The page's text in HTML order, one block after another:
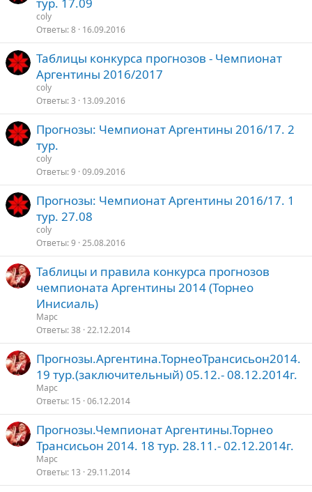
о
coly
Ответы 8 16.09.2016
Таблицы конкурса прогнозов - Чемпионат
Аргентины 2016/2017
coly
Ответы 3 13.09.2016
Прогнозы: Чемпионат Аргентины 2016/17. 2
тур.
coly
Ответы 9 09.09.2016
Прогнозы: Чемпионат Аргентины 2016/17. 1
тур. 27.08
coly
Ответы 9 25.08.2016
Таблицы и правила конкурса прогнозов
чемпионата Аргентины 2014 (Торнео
Инисиаль)
Марс
Ответы 38 22.12.2014
Прогнозы.Аргентина.ТорнеоТрансисьон2014.
19 тур.(заключительный) 05.12.- 08.12.2014г.
Марс
Ответы 15 06.12.2014
Прогнозы.Чемпионат Аргентины.Торнео
Трансисьон 2014. 18 тур. 28.11.- 02.12.2014г.
Марс
Ответы 13 29.11.2014